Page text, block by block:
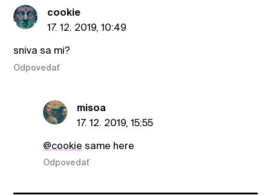
cookie
17. 12. 2019, 10:49
sniva sa mi?
Odpovedať
misoa
17. 12. 2019, 15:55
@cookie same here
Odpovedať